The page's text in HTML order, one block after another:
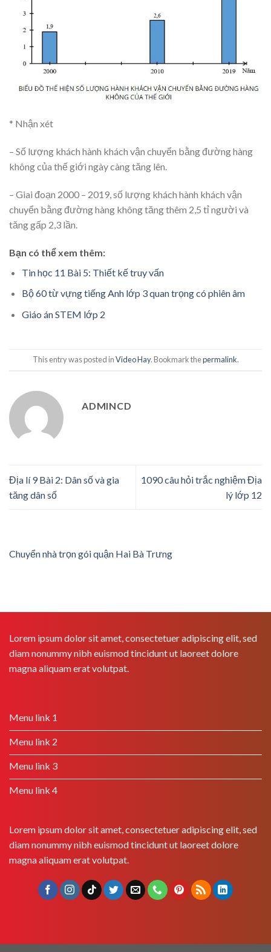
* Nhận xét
– Số lượng khách hành khách vận chuyển bằng đường hàng
không của thế giới ngày càng tăng lên.
– Giai đoạn 2000 – 2019, số lượng khách hành khách vận
chuyển bằng đường hàng không tăng thêm 2,5 tỉ người và
tăng gấp 2,3 lần.
Bạn có thể xem thêm:
Tin học 11 Bài 5: Thiết kế truy vấn
Bộ 60 từ vựng tiếng Anh lớp 3 quan trọng có phiên âm
Giáo án STEM lớp 2
This entry was posted inVideo Hay. Bookmark thepermalink.
ADMINCD
Địa lí 9 Bài 2: Dân số và gia
tăng dân số
1090 câu hỏi trắc nghiệm Địa
lý lớp 12
Chuyển nhà trọn gói quận Hai Bà Trưng
Lorem ipsum dolor sit amet, consectetuer adipiscing elit, sed
diam nonummy nibh euismod tincidunt ut laoreet dolore
magna aliquam erat volutpat.
Menu link 1
Menu link 2
Menu link 3
Menu link 4
Lorem ipsum dolor sit amet, consectetuer adipiscing elit, sed
diam nonummy nibh euismod tincidunt ut laoreet dolore
magna aliquam erat volutpat.